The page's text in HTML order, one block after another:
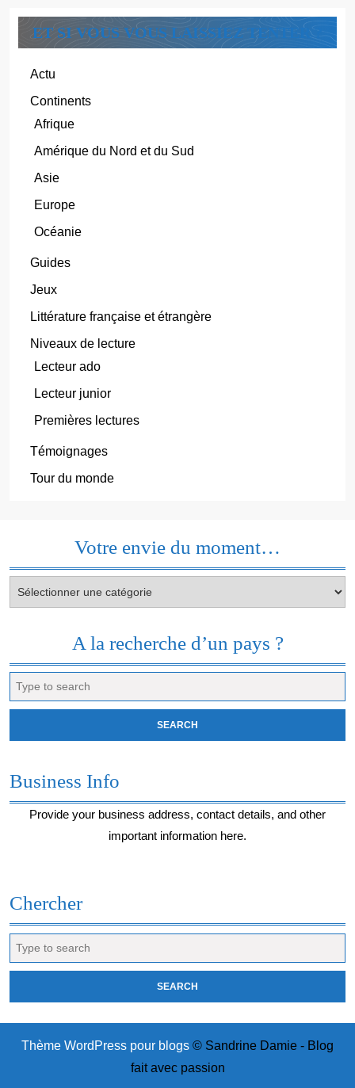
ET SI VOUS VOUS LAISSIEZ TENTER ?
Actu
Continents
Afrique
Amérique du Nord et du Sud
Asie
Europe
Océanie
Guides
Jeux
Littérature française et étrangère
Niveaux de lecture
Lecteur ado
Lecteur junior
Premières lectures
Témoignages
Tour du monde
Votre envie du moment…
envie
A la recherche d’un pays ?
for:
Business Info
Provide your business address, contact details, and other
important information here.
Chercher
for:
Thème WordPress pour blogs © Sandrine Damie - Blog
fait avec passion